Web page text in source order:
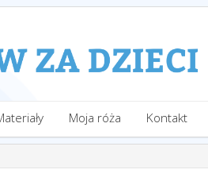
Moja róża Kontakt